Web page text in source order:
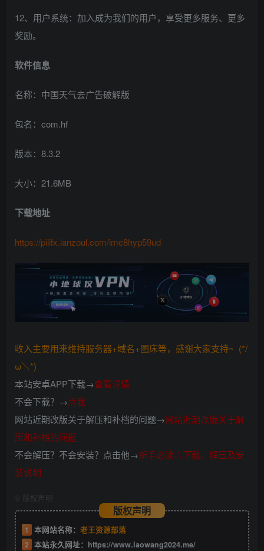
12、用户系统：加入成为我们的用户，享受更多服务、更多
奖励。
软件信息
名称：中国天气去广告破解版
包名：com.hf
版本：8.3.2
大小：21.6MB
下载地址
https://pilifx.lanzoul.com/imc8hyp59ud
收入主要用来维持服务器+域名+图床等，感谢大家支持~ (*/
ω＼*)
本站安卓APP下载→查看详情
不会下载？→点我
网站近期改版关于解压和补档的问题→网站近期改版关于解
压和补档的问题
不会解压？不会安装？点击他→新手必读∴下载、解压及安
装说明
版权声明
版权声明
1 本网站名称： 老王资源部落
2 本站永久网址： https://www.laowang2024.me/